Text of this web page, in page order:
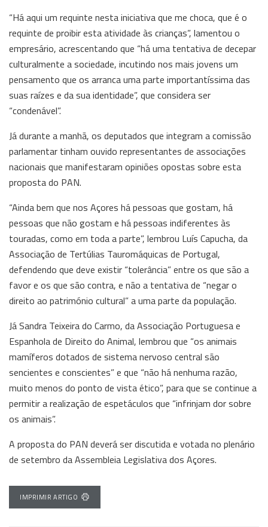
“Há aqui um requinte nesta iniciativa que me choca, que é o
requinte de proibir esta atividade às crianças”, lamentou o
empresário, acrescentando que “há uma tentativa de decepar
culturalmente a sociedade, incutindo nos mais jovens um
pensamento que os arranca uma parte importantíssima das
suas raízes e da sua identidade”, que considera ser
“condenável”.
Já durante a manhã, os deputados que integram a comissão
parlamentar tinham ouvido representantes de associações
nacionais que manifestaram opiniões opostas sobre esta
proposta do PAN.
“Ainda bem que nos Açores há pessoas que gostam, há
pessoas que não gostam e há pessoas indiferentes às
touradas, como em toda a parte”, lembrou Luís Capucha, da
Associação de Tertúlias Tauromáquicas de Portugal,
defendendo que deve existir “tolerância” entre os que são a
favor e os que são contra, e não a tentativa de “negar o
direito ao património cultural” a uma parte da população.
Já Sandra Teixeira do Carmo, da Associação Portuguesa e
Espanhola de Direito do Animal, lembrou que “os animais
mamíferos dotados de sistema nervoso central são
sencientes e conscientes” e que “não há nenhuma razão,
muito menos do ponto de vista ético”, para que se continue a
permitir a realização de espetáculos que “infrinjam dor sobre
os animais”.
A proposta do PAN deverá ser discutida e votada no plenário
de setembro da Assembleia Legislativa dos Açores.
IMPRIMIR ARTIGO